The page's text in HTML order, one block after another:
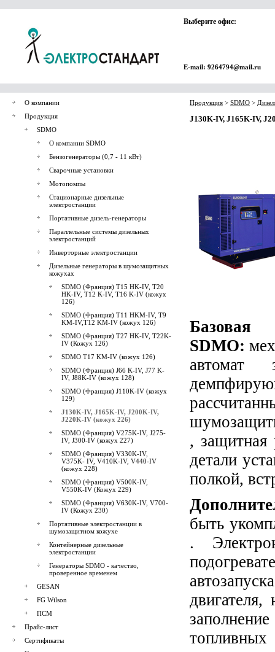
Выберите офис:
E-mail: 9264794@mail.ru
О компании
Продукция
SDMO
О компании SDMO
Бензогенераторы (0,7 - 11 кВт)
Сварочные установки
Мотопомпы
Стационарные дизельные
электростанции
Портативные дизель-генераторы
Параллельные системы дизельных
электростанций
Инверторные электростанции
Дизельные генераторы в шумозащитных
кожухах
SDMO (Франция) T15 HK-IV, T20
HK-IV, T12 K-IV, T16 K-IV (кожух
126)
SDMO (Франция) T11 HKМ-IV, T9
KМ-IV,T12 KМ-IV (кожух 126)
SDMO (Франция) T27 HK-IV, T22K-
IV (Кожух 126)
SDMO T17 KМ-IV (кожух 126)
SDMO (Франция) J66 K-IV, J77 K-
IV, J88K-IV (кожух 128)
SDMO (Франция) J110K-IV (кожух
129)
J130K-IV, J165K-IV, J200K-IV,
J220K-IV (кожух 226)
SDMO (Франция) V275K-IV, J275-
IV, J300-IV (кожух 227)
SDMO (Франция) V330K-IV,
V375K- IV, V410K-IV, V440-IV
(кожух 228)
SDMO (Франция) V500K-IV,
V550K-IV (Кожух 229)
SDMO (Франция) V630K-IV, V700-
IV (Кожух 230)
Портативные электростанции в
шумозащитном кожухе
Контейнерные дизельные
электростанции
Генераторы SDMO - качество,
проверенное временем
GESAN
FG Wilson
ПСМ
Прайс-лист
Сертификаты
Продукция > SDMO >
J130K-IV, J165K-IV,
SDMO:
автомат
, защитная
детали
полкой,
быть
.
двигателя,